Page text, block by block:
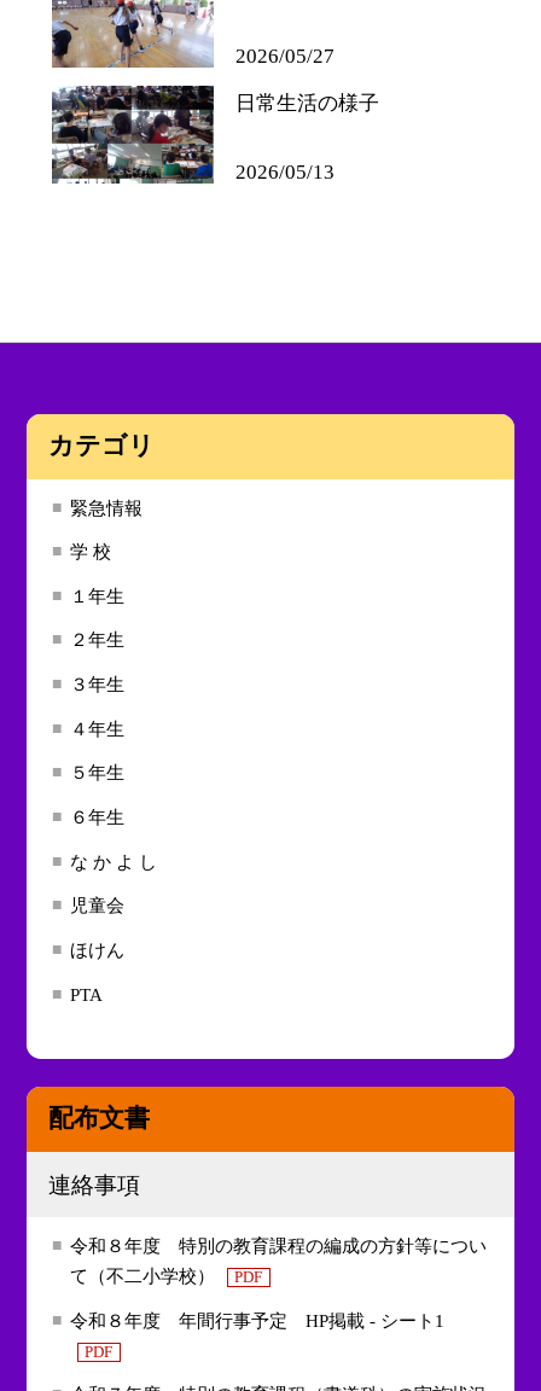
2026/05/27
日常生活の様子
2026/05/13
カテゴリ
緊急情報
学 校
１年生
２年生
３年生
４年生
５年生
６年生
な か よ し
児童会
ほけん
PTA
配布文書
連絡事項
令和８年度 特別の教育課程の編成の方針等につい
て（不二小学校）
PDF
令和８年度 年間行事予定 HP掲載 - シート1
PDF